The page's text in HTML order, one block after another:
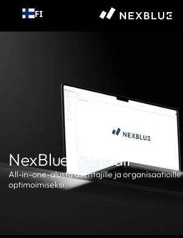
Siirry
sisältöön
FI
NexBlue portaali
All-in-one-alusta asentajille ja organisaatioille
optimoimiseksi.